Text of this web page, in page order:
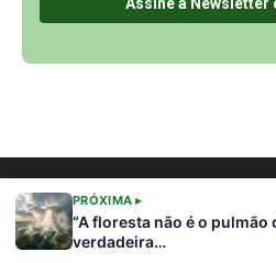
PRÓXIMA ▸
“A floresta não é o pulmão
verdadeira…